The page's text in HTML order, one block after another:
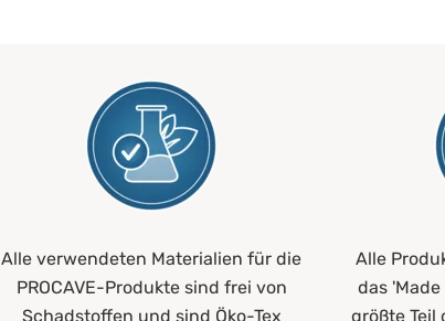
Alle verwendeten Materialien für die
PROCAVE-Produkte sind frei von
Schadstoffen und sind Öko-Tex
Alle
das
größte Teil